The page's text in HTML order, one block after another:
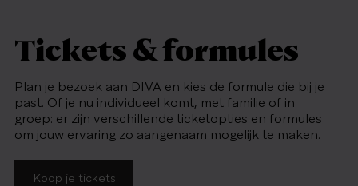
Tickets & formules
Plan je bezoek aan DIVA en kies de formule die bij je
past. Of je nu individueel komt, met familie of in
groep: er zijn verschillende ticketopties en formules
om jouw ervaring zo aangenaam mogelijk te maken.
Koop je tickets